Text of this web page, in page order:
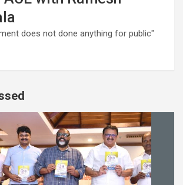
does not done anything for public"